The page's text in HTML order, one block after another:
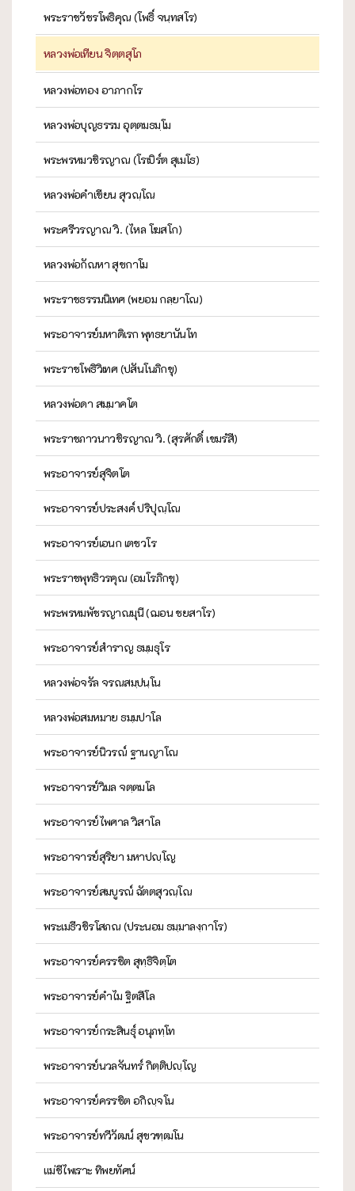
พระราชวัชรโพธิคุณ (โพธิ์ จนฺทสโร)
หลวงพ่อเทียน จิตฺตสุโภ
หลวงพ่อทอง อาภากโร
หลวงพ่อบุญธรรม อุตฺตมธมฺโม
พระพรหมวชิรญาณ (โรเบิร์ต สุเมโธ)
หลวงพ่อคำเขียน สุวณฺโณ
พระศรีวรญาณ วิ. (ไหล โฆสโก)
หลวงพ่อกัณหา สุขกาโม
พระราชธรรมนิเทศ (พยอม กลฺยาโณ)
พระอาจารย์มหาดิเรก พุทธยานันโท
พระราชโพธิวิเทศ (ปสันโนภิกขุ)
หลวงพ่อดา สมฺมาคโต
พระราชภาวนาวชิรญาณ วิ. (สุรศักดิ์ เขมรํสี)
พระอาจารย์สุจิตโต
พระอาจารย์ประสงค์ ปริปุณฺโณ
พระอาจารย์เอนก เตชวโร
พระราชพุทธิวรคุณ (อมโรภิกขุ)
พระพรหมพัชรญาณมุนี (ฌอน ชยสาโร)
พระอาจารย์สำราญ ธมฺมธุโร
หลวงพ่อจรัล จรณสมฺปนฺโน
หลวงพ่อสมหมาย ธมฺมปาโล
พระอาจารย์นิวรณ์ ฐานญาโณ
พระอาจารย์วิมล จตฺตมโล
พระอาจารย์ไพศาล วิสาโล
พระอาจารย์สุริยา มหาปญฺโญ
พระอาจารย์สมบูรณ์ ฉัตตสุวณฺโณ
พระเมธีวชิรโสภณ (ประนอม ธมฺมาลงฺกาโร)
พระอาจารย์ครรชิต สุทฺธิจิตฺโต
พระอาจารย์คำไม ฐิตสีโล
พระอาจารย์กระสินธุ์ อนุภทฺโท
พระอาจารย์นวลจันทร์ กิตฺติปญฺโญ
พระอาจารย์ครรชิต อกิญฺจโน
พระอาจารย์ทวีวัฒน์ สุขวฑฺฒโน
แม่ชีไพเราะ ทิพยทัศน์